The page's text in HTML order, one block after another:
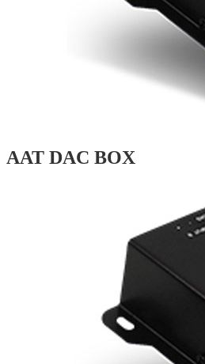
AAT DAC BOX